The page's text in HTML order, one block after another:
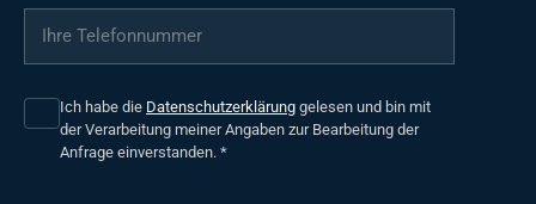
Ihre Telefonnummer
Ich habe die Datenschutzerklärung gelesen und bin mit
der Verarbeitung meiner Angaben zur Bearbeitung der
Anfrage einverstanden. *